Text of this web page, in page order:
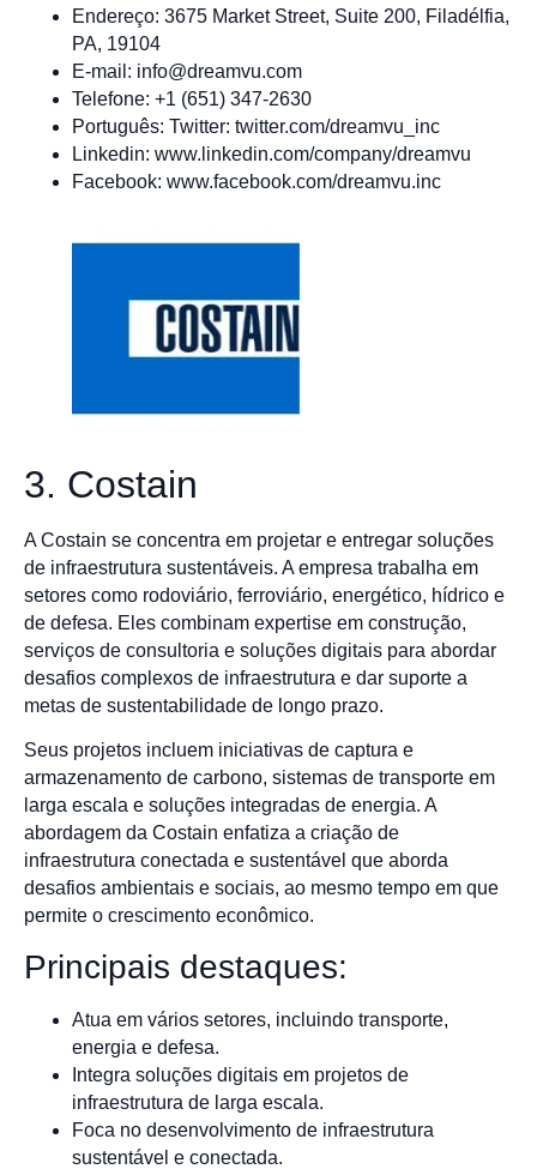
Endereço: 3675 Market Street, Suite 200, Filadélfia,
PA, 19104
E-mail: info@dreamvu.com
Telefone: +1 (651) 347-2630
Português: Twitter: twitter.com/dreamvu_inc
Linkedin: www.linkedin.com/company/dreamvu
Facebook: www.facebook.com/dreamvu.inc
3. Costain
A Costain se concentra em projetar e entregar soluções
de infraestrutura sustentáveis. A empresa trabalha em
setores como rodoviário, ferroviário, energético, hídrico e
de defesa. Eles combinam expertise em construção,
serviços de consultoria e soluções digitais para abordar
desafios complexos de infraestrutura e dar suporte a
metas de sustentabilidade de longo prazo.
Seus projetos incluem iniciativas de captura e
armazenamento de carbono, sistemas de transporte em
larga escala e soluções integradas de energia. A
abordagem da Costain enfatiza a criação de
infraestrutura conectada e sustentável que aborda
desafios ambientais e sociais, ao mesmo tempo em que
permite o crescimento econômico.
Principais destaques:
Atua em vários setores, incluindo transporte,
energia e defesa.
Integra soluções digitais em projetos de
infraestrutura de larga escala.
Foca no desenvolvimento de infraestrutura
sustentável e conectada.